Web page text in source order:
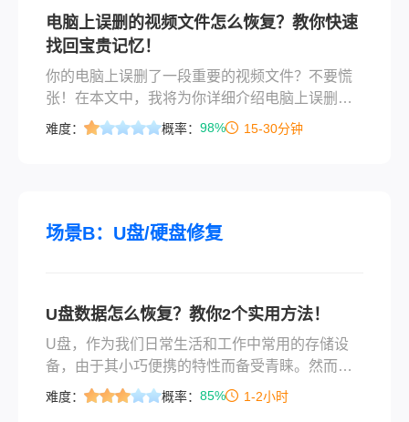
电脑上误删的视频文件怎么恢复？教你快速
找回宝贵记忆！
你的电脑上误删了一段重要的视频文件？不要慌
张！在本文中，我将为你详细介绍电脑上误删的
视频文件怎么恢复，让你的宝贵回忆重新回到你
难度： 概率： 98% 15-30分钟
场景B：U盘/硬盘修复
U盘数据怎么恢复？教你2个实用方法！
U盘，作为我们日常生活和工作中常用的存储设
备，由于其小巧便携的特性而备受青睐。然而，
当U盘数据因意外删除、格式化、病毒感染或其他
难度： 概率： 85% 1-2小时